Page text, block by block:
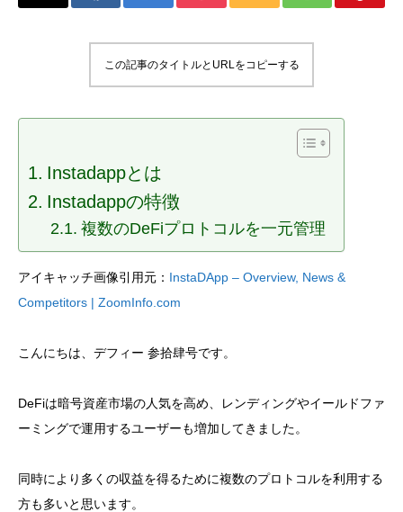
この記事のタイトルとURLをコピーする
Instadappとは
Instadappの特徴
複数のDeFiプロトコルを一元管理
アイキャッチ画像引用元： InstaDApp – Overview, News &
Competitors | ZoomInfo.com
こんにちは、デフィー 参拾肆号です。
DeFiは暗号資産市場の人気を高め、レンディングやイールドファ
ーミングで運用するユーザーも増加してきました。
同時により多くの収益を得るために複数のプロトコルを利用する
方も多いと思います。